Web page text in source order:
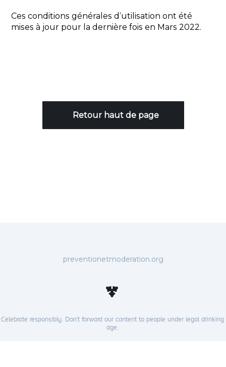
Ces conditions générales d’utilisation ont été
mises à jour pour la dernière fois en Mars 2022.
Retour haut de page
preventionetmoderation.org
Celebrate responsibly. Don’t forward our content to people under legal drinking
age.